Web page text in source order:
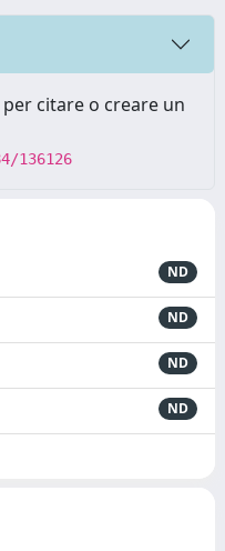
citare o creare un
136126
ND
ND
ND
ND